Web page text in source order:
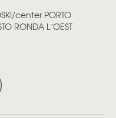
center PORTO
RONDA L´OEST